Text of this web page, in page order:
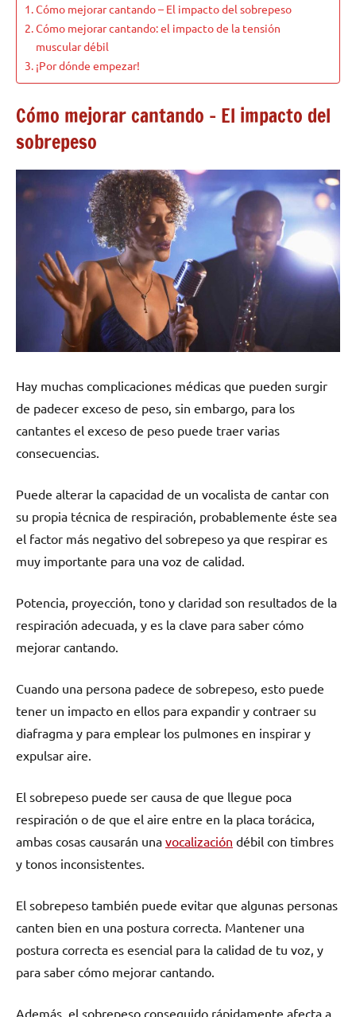
Cómo mejorar cantando – El impacto del sobrepeso
Cómo mejorar cantando: el impacto de la tensión
muscular débil
¡Por dónde empezar!
Cómo mejorar cantando – El impacto del
sobrepeso
Hay muchas complicaciones médicas que pueden surgir
de padecer exceso de peso, sin embargo, para los
cantantes el exceso de peso puede traer varias
consecuencias.
Puede alterar la capacidad de un vocalista de cantar con
su propia técnica de respiración, probablemente éste sea
el factor más negativo del sobrepeso ya que respirar es
muy importante para una voz de calidad.
Potencia, proyección, tono y claridad son resultados de la
respiración adecuada, y es la clave para saber cómo
mejorar cantando.
Cuando una persona padece de sobrepeso, esto puede
tener un impacto en ellos para expandir y contraer su
diafragma y para emplear los pulmones en inspirar y
expulsar aire.
El sobrepeso puede ser causa de que llegue poca
respiración o de que el aire entre en la placa torácica,
ambas cosas causarán una vocalización débil con timbres
y tonos inconsistentes.
El sobrepeso también puede evitar que algunas personas
canten bien en una postura correcta. Mantener una
postura correcta es esencial para la calidad de tu voz, y
para saber cómo mejorar cantando.
Además, el sobrepeso conseguido rápidamente afecta a